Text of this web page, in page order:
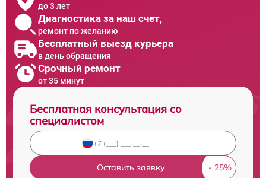
до 3 лет
Диагностика за наш счет,
ремонт по желанию
Бесплатный выезд курьера
в день обращения
Срочный ремонт
от 35 минут
Бесплатная консультация со
специалистом
Оставить заявку